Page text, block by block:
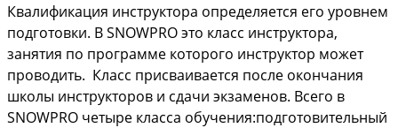
Квалификация инструктора определяется его уровнем
подготовки. В SNOWPRO это класс инструктора,
занятия по программе которого инструктор может
проводить. Класс присваивается после окончания
школы инструкторов и сдачи экзаменов. Всего в
SNOWPRO четыре класса обучения:подготовительный